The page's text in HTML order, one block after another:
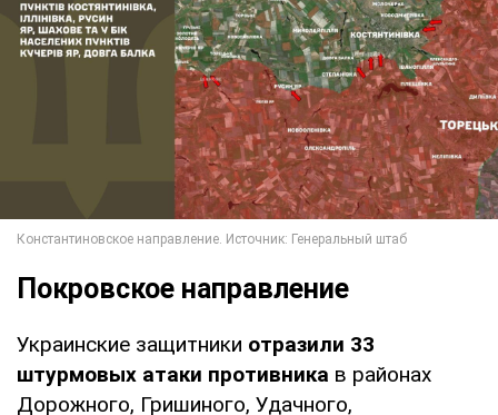
Покровское направление
Украинские защитники отразили 33
штурмовых атаки противника в районах
Дорожного, Гришиного, Удачного,